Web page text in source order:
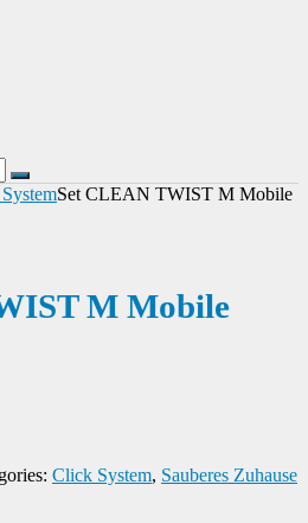
Set CLEAN TWIST M Mobile
M Mobile
Click System, Sauberes Zuhause